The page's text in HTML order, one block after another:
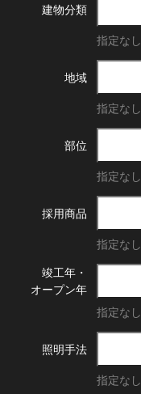
建物分類
指定なし
地域
指定なし
部位
指定なし
採用商品
指定なし
竣工年・
オープン年
指定なし
照明手法
指定なし